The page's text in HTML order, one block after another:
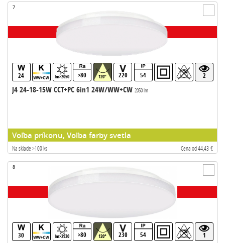
7
24 lm>2050 >80 120° 220 54 2
J4 24-18-15W CCT+PC 6in1 24W/WW+CW 2050 lm
Voľba príkonu, Voľba farby svetla
Na sklade >100 ks Cena od 44,43 €
8
30 lm>2930 >80 120° 230 54 1